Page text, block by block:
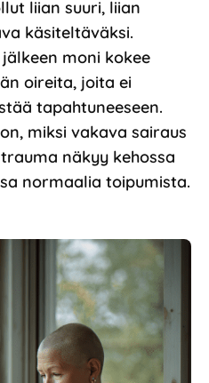
liian suuri, liian
käsiteltäväksi.
moni kokee
oireita, joita ei
tapahtuneeseen.
miksi vakava sairaus
näkyy kehossa
normaalia toipumista.